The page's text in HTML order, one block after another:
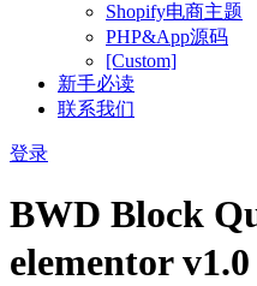
Shopify电商主题
PHP&App源码
[Custom]
新手必读
联系我们
登录
BWD Block
elementor